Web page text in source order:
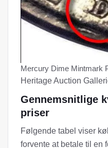
Mercury Dime Mintmark
Heritage Auction
Gennemsnitlige
priser
Følgende tabel viser
forvente at betale til en